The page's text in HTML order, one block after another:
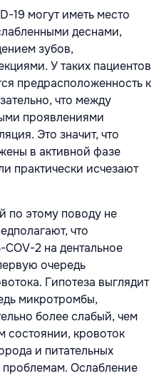
19 могут иметь место
деснами,
зубов,
У таких пациентов
предрасположенность к
что между
проявлениями
Это значит, что
в активной фазе
практически исчезают
по этому поводу не
что
COV-2 на дентальное
очередь
Гипотеза выглядит
микротромбы,
более слабый, чем
состоянии, кровоток
и питательных
проблемам. Ослабление